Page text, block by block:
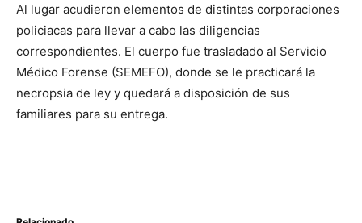
Al lugar acudieron elementos de distintas corporaciones
policiacas para llevar a cabo las diligencias
correspondientes. El cuerpo fue trasladado al Servicio
Médico Forense (SEMEFO), donde se le practicará la
necropsia de ley y quedará a disposición de sus
familiares para su entrega.